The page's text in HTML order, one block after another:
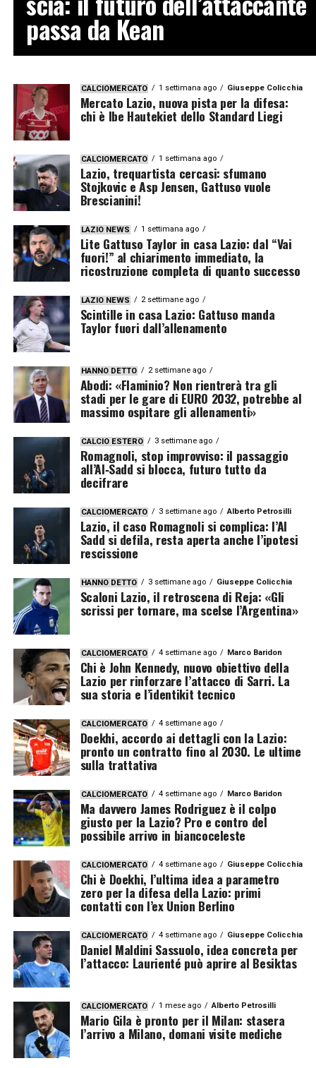
passa da Kean
CALCIOMERCATO 1 settimana ago Giuseppe Colicchia
Mercato Lazio, nuova pista per la difesa:
chi è Ibe Hautekiet dello Standard Liegi
CALCIOMERCATO 1 settimana ago
Lazio, trequartista cercasi: sfumano
Stojkovic e Asp Jensen, Gattuso vuole
Brescianini!
LAZIO NEWS 1 settimana ago
Lite Gattuso Taylor in casa Lazio: dal “Vai
fuori!” al chiarimento immediato, la
ricostruzione completa di quanto successo
LAZIO NEWS 2 settimane ago
Scintille in casa Lazio: Gattuso manda
Taylor fuori dall’allenamento
HANNO DETTO 2 settimane ago
Abodi: «Flaminio? Non rientrerà tra gli
stadi per le gare di EURO 2032, potrebbe al
massimo ospitare gli allenamenti»
CALCIO ESTERO 3 settimane ago
Romagnoli, stop improvviso: il passaggio
all’Al‑Sadd si blocca, futuro tutto da
decifrare
CALCIOMERCATO 3 settimane ago Alberto Petrosilli
Lazio, il caso Romagnoli si complica: l’Al
Sadd si defila, resta aperta anche l’ipotesi
rescissione
HANNO DETTO 3 settimane ago Giuseppe Colicchia
Scaloni Lazio, il retroscena di Reja: «Gli
scrissi per tornare, ma scelse l’Argentina»
CALCIOMERCATO 4 settimane ago Marco Baridon
Chi è John Kennedy, nuovo obiettivo della
Lazio per rinforzare l’attacco di Sarri. La
sua storia e l’identikit tecnico
CALCIOMERCATO 4 settimane ago
Doekhi, accordo ai dettagli con la Lazio:
pronto un contratto fino al 2030. Le ultime
sulla trattativa
CALCIOMERCATO 4 settimane ago Marco Baridon
Ma davvero James Rodriguez è il colpo
giusto per la Lazio? Pro e contro del
possibile arrivo in biancoceleste
CALCIOMERCATO 4 settimane ago Giuseppe Colicchia
Chi è Doekhi, l’ultima idea a parametro
zero per la difesa della Lazio: primi
contatti con l’ex Union Berlino
CALCIOMERCATO 4 settimane ago Giuseppe Colicchia
Daniel Maldini Sassuolo, idea concreta per
l’attacco: Laurienté può aprire al Besiktas
CALCIOMERCATO 1 mese ago Alberto Petrosilli
Mario Gila è pronto per il Milan: stasera
l’arrivo a Milano, domani visite mediche